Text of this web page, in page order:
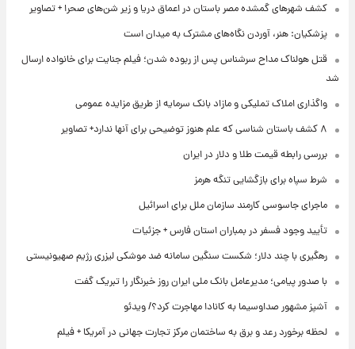
کشف شهرهای گمشده مصر باستان در اعماق دریا و زیر شن‌های صحرا + تصاویر
پزشکیان: هنر، آوردن نگاه‌های مشترک به میدان است
قتل هولناک مداح سرشناس پس از ربوده شدن؛ فیلم جنایت برای خانواده ارسال
شد
واگذاری املاک تملیکی و مازاد بانک سرمایه از طریق مزایده عمومی
۸ کشف باستان شناسی که علم هنوز توضیحی برای آنها ندارد+ تصاویر
بررسی رابطه قیمت طلا و دلار در ایران
شرط سپاه برای بازگشایی تنگه هرمز
ماجرای جاسوسی کارمند سازمان ملل برای اسرائیل
تأیید وجود فسفر در بمباران استان فارس + جزئیات
رهگیری با چند دلار؛ شکست سنگین سامانه ضد موشکی لیزری رژیم صهیونیستی
با صدور پیامی؛ مدیرعامل بانک ملی ایران روز خبرنگار را تبریک گفت
آشپز مشهور صداوسیما به کانادا مهاجرت کرد؟/ ویدئو
لحظه برخورد رعد و برق به ساختمان مرکز تجارت جهانی در آمریکا + فیلم